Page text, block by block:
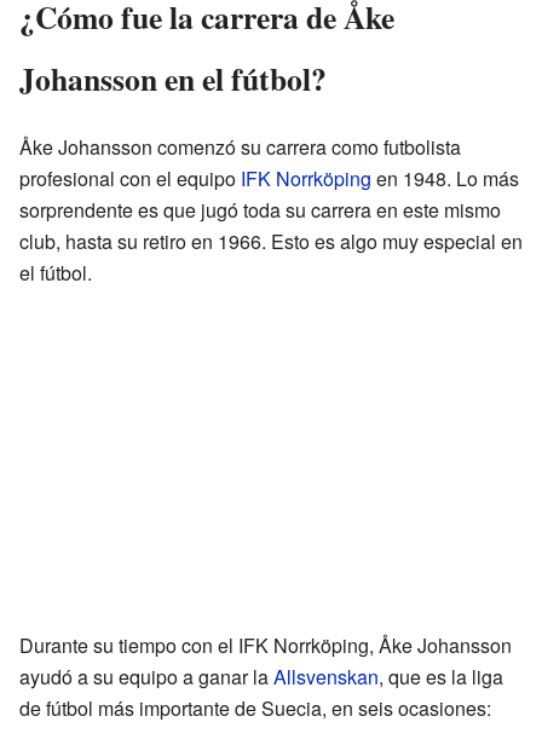
¿Cómo fue la carrera de Åke
Johansson en el fútbol?
Åke Johansson comenzó su carrera como futbolista
profesional con el equipo IFK Norrköping en 1948. Lo más
sorprendente es que jugó toda su carrera en este mismo
club, hasta su retiro en 1966. Esto es algo muy especial en
el fútbol.
Durante su tiempo con el IFK Norrköping, Åke Johansson
ayudó a su equipo a ganar laAllsvenskan, que es la liga
de fútbol más importante de Suecia, en seis ocasiones: